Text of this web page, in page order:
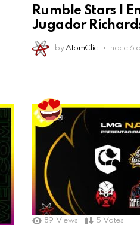
Rumble Stars |
Jugador
by AtomClic hace 6
89 Views 5 Votes